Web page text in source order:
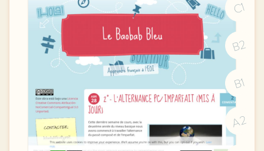
C1
B2
B1
A2